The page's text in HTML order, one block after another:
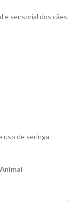
e sensorial dos cães
uso de seringa